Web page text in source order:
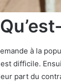
à la
difficile.
part du